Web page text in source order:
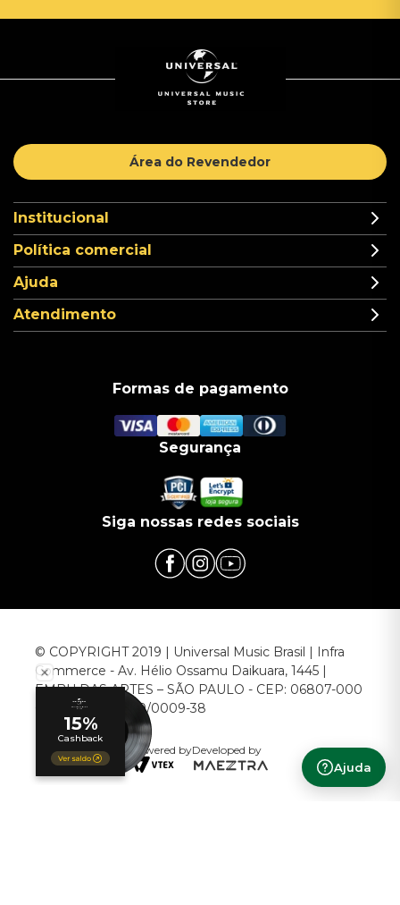
Ajuda
Área do Revendedor
Institucional
Política comercial
Ajuda
Atendimento
Formas de pagamento
Segurança
Siga nossas redes sociais
© COPYRIGHT 2019 | Universal Music Brasil | Infra
Commerce - Av. Hélio Ossamu Daikuara, 1445 |
EMBU DAS ARTES – SÃO PAULO - CEP: 06807-000
CNPJ: 00.952.789/0009-38
Powered byDeveloped by